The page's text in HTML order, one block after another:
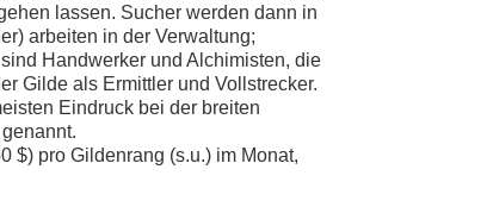
lassen. Sucher werden dann in
arbeiten in der Verwaltung;
Handwerker und Alchimisten, die
Gilde als Ermittler und Vollstrecker.
Eindruck bei der breiten
$) pro Gildenrang (s.u.) im Monat,